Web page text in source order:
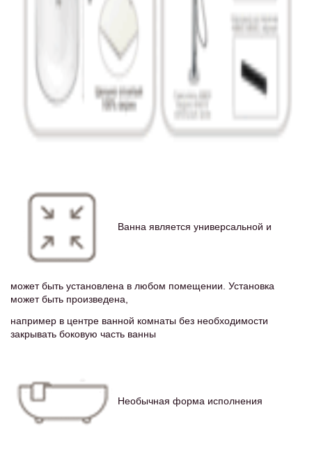
Ванна является универсальной и
может быть установлена в любом помещении. Установка
может быть произведена,
например в центре ванной комнаты без необходимости
закрывать боковую часть ванны
Необычная форма исполнения